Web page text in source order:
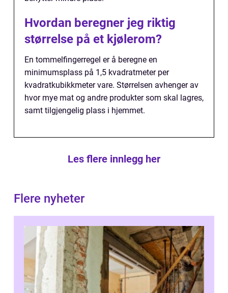
Hvordan beregner jeg riktig
størrelse på et kjølerom?
En tommelfingerregel er å beregne en
minimumsplass på 1,5 kvadratmeter per
kvadratkubikkmeter vare. Størrelsen avhenger av
hvor mye mat og andre produkter som skal lagres,
samt tilgjengelig plass i hjemmet.
Les flere innlegg her
Flere nyheter